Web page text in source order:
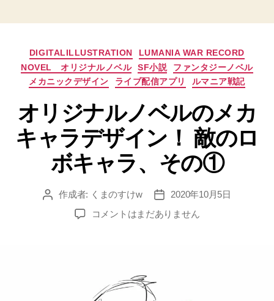
カ
テ
ゴ
リ
ー
DIGITALILLUSTRATION
LUMANIA WAR RECORD
NOVEL オリジナルノベル
SF小説
ファンタジーノベル
メカニックデザイン
ライブ配信アプリ ルマニア戦記
オリジナルノベルのメカ
キャラデザイン！ 敵のロ
ボキャラ、その①
投 作成者: くまのすけw
投
稿
日
2020年10月5日
オ
ベ
コメントはまだありません